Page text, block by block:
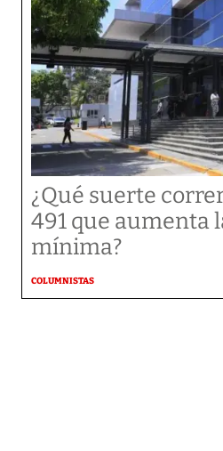
¿Qué suerte
491 que aumenta
mínima?
COLUMNISTAS